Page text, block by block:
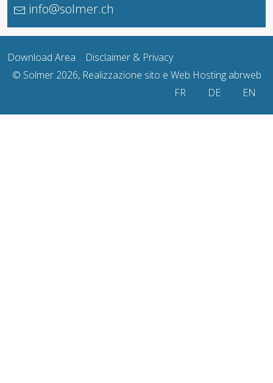
info@solmer.ch
Download Area Disclaimer & Privacy
© Solmer 2026, Realizzazione sito e Web Hosting abrweb
Seleziona la tua lingua
FR DE EN